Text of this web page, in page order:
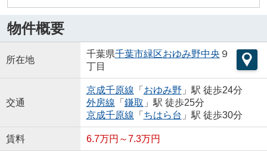
物件概要
所在地
千葉県千葉市緑区おゆみ野中央 ９
丁目
交通
京成千原線 「 おゆみ野 」駅 徒歩24分
外房線 「 鎌取 」駅 徒歩25分
京成千原線 「 ちはら台 」駅 徒歩30分
賃料 6.7万円～7.3万円